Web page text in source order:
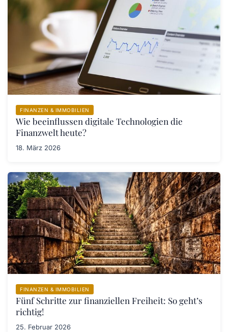
FINANZEN & IMMOBILIEN
Wie beeinflussen digitale Technologien die
Finanzwelt heute?
18. März 2026
FINANZEN & IMMOBILIEN
Fünf Schritte zur finanziellen Freiheit: So geht’s
richtig!
25. Februar 2026